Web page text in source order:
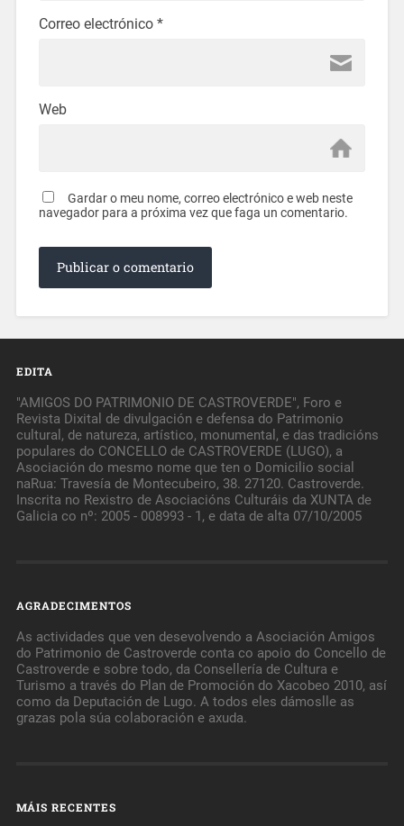
Correo electrónico *
Web
Gardar o meu nome, correo electrónico e web neste
navegador para a próxima vez que faga un comentario.
EDITA
"AMIGOS DO PATRIMONIO DE CASTROVERDE", Foro e
Revista Dixital de divulgación e defensa do Patrimonio
cultural, de natureza, artístico, monumental, e das tradicións
populares do CONCELLO de CASTROVERDE (LUGO), a
Asociación do mesmo nome que ten o Domicilio social
naRua: Travesía de Montecubeiro, 38. 27120. Castroverde.
Inscrita no Rexistro de Asociacións Culturáis da XUNTA de
Galicia co nº: 2005 - 008993 - 1, e data de alta 07/10/2005
AGRADECIMENTOS
As actividades que ven desevolvendo a Asociación Amigos
do Patrimonio de Castroverde conta co apoio do Concello de
Castroverde e sobre todo, da Consellería de Cultura e
Turismo a través do Plan de Promoción do Xacobeo 2010, así
como da Deputación de Lugo. A todos eles dámoslle as
grazas pola súa colaboración e axuda.
MÁIS RECENTES